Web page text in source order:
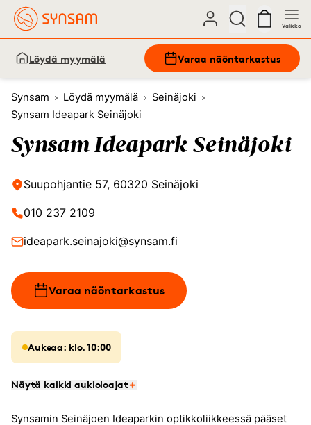
Valikko
Löydä myymälä Varaa näöntarkastus
Synsam Löydä myymälä
Seinäjoki
Synsam Ideapark Seinäjoki
Synsam Ideapark Seinäjoki
Suupohjantie 57, 60320 Seinäjoki
010 237 2109
ideapark.seinajoki@synsam.fi
Varaa näöntarkastus
Aukeaa: klo. 10:00
Näytä kaikki aukioloajat
Synsamin Seinäjoen Ideaparkin optikkoliikkeessä pääset